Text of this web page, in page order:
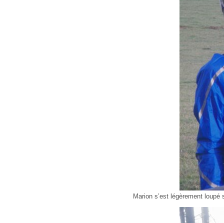
Marion s’est légèrement loupé